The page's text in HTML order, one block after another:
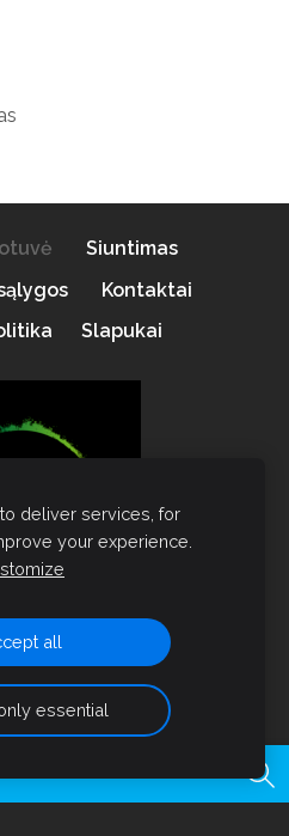
Siuntimas
Kontaktai
Slapukai
2021
deliver services, for
your experience.
all
essential